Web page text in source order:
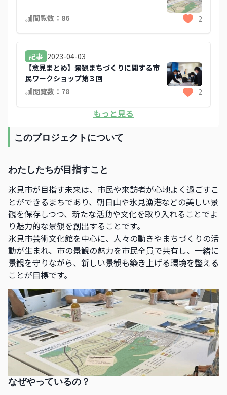
閲覧数： 86 2
記事 2023-04-03
【意見まとめ】景観まちづくりに関する市
民ワークショップ第３回
閲覧数： 78 2
もっと見る
このプロジェクトについて
わたしたちが目指すこと
氷見市が目指す未来は、市民や来訪者が心地よく過ごすこ
とができるまちであり、朝日山や氷見漁港などの美しい景
観を保存しつつ、新たな活動や文化を取り入れることでよ
り魅力的な景観を創出することです。
氷見市芸術文化館を中心に、人々の動きやまちづくりの活
動が生まれ、市の景観の魅力を市民全員で共有し、一緒に
景観を守りながら、新しい景観も築き上げる環境を整える
ことが目標です。
なぜやっているの？